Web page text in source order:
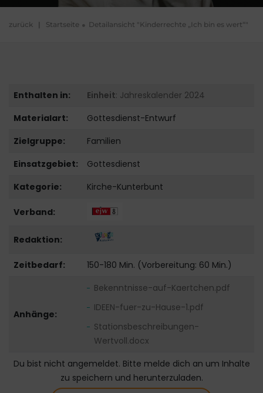
zurück | Startseite Detailansicht "Kinderrechte „Ich bin es wert“"
Enthalten in: Einheit: Jahreskalender 2024
Materialart:
Gottesdienst-Entwurf
Zielgruppe:
Familien
Einsatzgebiet:
Gottesdienst
Kategorie:
Kirche-Kunterbunt
Verband:
Redaktion:
Zeitbedarf: 150-180 Min. (Vorbereitung: 60 Min.)
Anhänge:
Bekenntnisse-auf-Kaertchen.pdf
IDEEN-fuer-zu-Hause-1.pdf
Stationsbeschreibungen-
Wertvoll.docx
Du bist nicht angemeldet. Bitte melde dich an um Inhalte
zu speichern und herunterzuladen.